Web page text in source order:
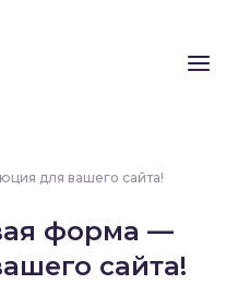
для вашего сайта!
форма —
сайта!